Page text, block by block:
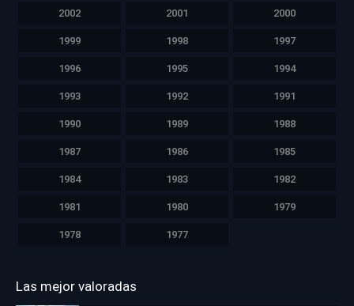
2002 2001 2000
1999 1998 1997
1996 1995 1994
1993 1992 1991
1990 1989 1988
1987 1986 1985
1984 1983 1982
1981 1980 1979
1978 1977
Las mejor valoradas